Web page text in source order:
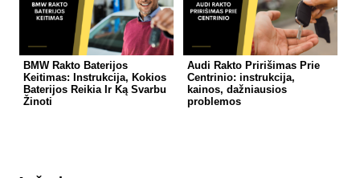
BMW Rakto Baterijos
Keitimas: Instrukcija, Kokios
Baterijos Reikia Ir Ką Svarbu
Žinoti
Audi Rakto Pririšimas Prie
Centrinio: instrukcija,
kainos, dažniausios
problemos